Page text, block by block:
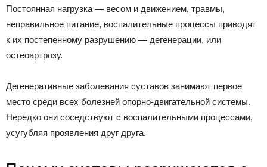
Постоянная нагрузка — весом и движением, травмы,
неправильное питание, воспалительные процессы приводят
к их постепенному разрушению — дегенерации, или
остеоартрозу.
Дегенеративные заболевания суставов занимают первое
место среди всех болезней опорно-двигательной системы.
Нередко они соседствуют с воспалительными процессами,
усугубляя проявления друг друга.